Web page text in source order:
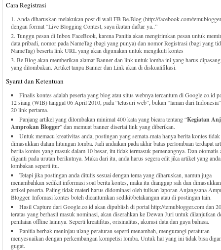
Cara Registrasi
Anda diharuskan melakukan post di wall FB Be.Blog (http://facebook.com/
dengan format “Live Blogging Contest, saya ikutan daftar ya..”
Tunggu pesan di Inbox FaceBook, karena Panitia akan mengirimkan pesan untuk
data pribadi, nomor pada NameTag (bagi yang punya) dan nomor Registrasi (bagi yang
NameTag) beserta link URL yang akan digunakan untuk mengikuti kontes
Be.Blog akan memberikan alamat Banner dan link untuk lomba ini yang harus
yang dilombakan. Artikel tanpa Banner dan Link akan di diskualifikasi.
Syarat dan Ketentuan
Finalis kontes adalah peserta yang blog atau situs webnya tercantum di Google.co.id
12 siang (WIB) tanggal 06 April 2010, pada “telusuri web”, bukan “laman dari
20 link pertama.
Panjang artikel yang dilombakan minimal 400 kata yang bicara tentang “Kegiatan
Amprokan Blogger” dan memuat banner disertai link yang diberikan.
Untuk memacu kreativitas anda, postingan yang semata-mata hanya berita kontes tidak
dimasukkan dalam hitungan lomba. Jadi andaikan pada akhir batas perlombaan terdapat
berita kontes yang masuk dalam 10 besar, itu tidak termasuk pemenangnya. Dan otomatis
diganti pada urutan berikutnya. Maka dari itu, anda harus segera edit jika artikel yang anda
lombakan seperti itu.
Tetapi jika postingan anda ditulis sesuai dengan tema yang diharuskan, namun juga
menambahkan sedikit informasi soal berita kontes, maka itu dianggap sah dan
artikel peserta. Paling tidak materi harus didominasi oleh tulisan laporan Anjangsana
Blogger. Infomasi kontes boleh dicantumkan sedikit/belakangan atau di postingan lain.
Hasil Capture dari Google.co.id akan dipublish di portal http://temublogger.com dan
teratas yang berhasil masuk nominasi, akan diserahkan ke Dewan Juri untuk dilanjutkan
penilaian offline lainnya. Seperti kreatifitas, orisinalitas, akurasi data dan gaya bahasa.
Panitia berhak meninjau ulang peraturan seperti menambah, mengurangi peraturan
menyesuaikan dengan perkembangan kompetisi lomba. Untuk hal yang ini tidak bisa
gugat.